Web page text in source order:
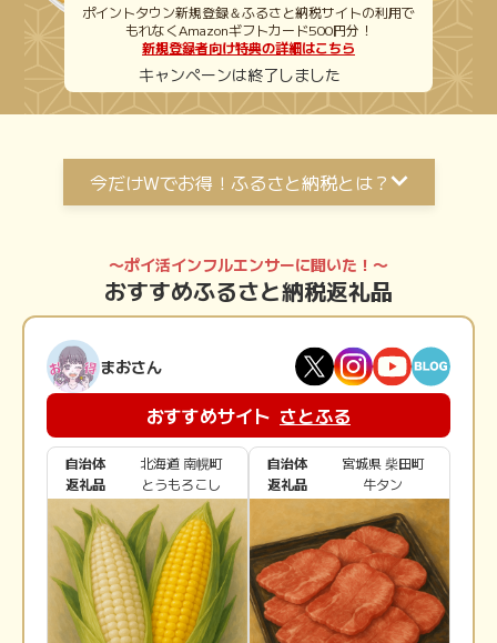
ポイントタウン新規登録＆ふるさと納税サイトの利用で
もれなくAmazonギフトカード500円分！
新規登録者向け特典の詳細はこちら
キャンペーンは終了しました
今だけWでお得！ふるさと納税とは？
ふるさと納税とは
寄付をすると、税金還付・控除が受けられ、自己負担2000
付する人も地域もうれしい制度です。
さらにキャッシュレス決済やポイントサイトを使ってポイン
なお、ポイントサイトでのポイント還元は2025年10月から
廃止されるので、今年のふるさと納税はお早めに!!!
ポイントタウンを経由すれば、
さらにおトク!
例えば、還元率1.5％のサービスを利用して52,000円で
寄付する場合
〜ポイ活インフルエンサーに聞いた！〜
おすすめふるさと納税返礼品
まおさん
おすすめサイト さとふる
自治体
北海道 南幌町
返礼品
とうもろこし
自治体
宮城県 柴田町
返礼品
牛タン